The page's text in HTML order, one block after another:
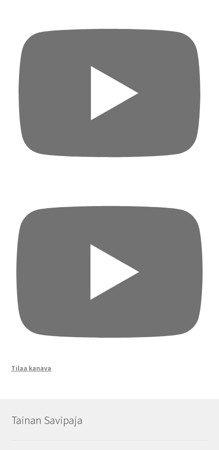
Tilaa kanava
Tainan Savipaja